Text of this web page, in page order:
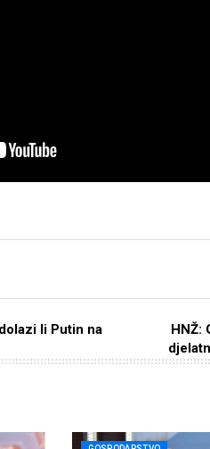
li Putin na
HNŽ: